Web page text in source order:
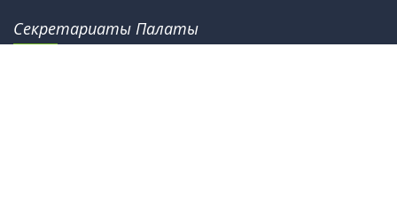
Секретариаты Палаты